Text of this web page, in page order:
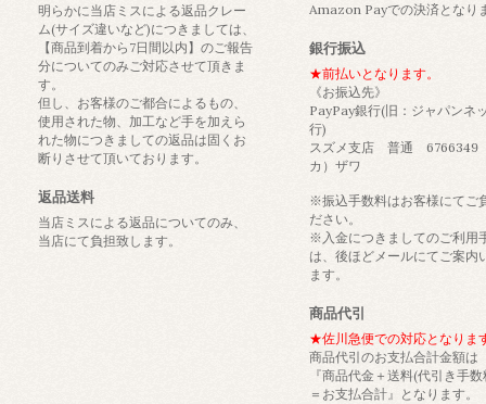
明らかに当店ミスによる返品クレー
ム(サイズ違いなど)につきましては、
【商品到着から7日間以内】のご報告
分についてのみご対応させて頂きま
す。
但し、お客様のご都合によるもの、
使用された物、加工など手を加えら
れた物につきましての返品は固くお
断りさせて頂いております。
返品送料
当店ミスによる返品についてのみ、
当店にて負担致します。
Amazon Payでの決済となり
銀行振込
★前払いとなります。
《お振込先》
PayPay銀行(旧：ジャパンネ
行)
スズメ支店 普通 6766349
カ）ザワ
※振込手数料はお客様にてご
ださい。
※入金につきましてのご利用
は、後ほどメールにてご案内
ます。
商品代引
★佐川急便での対応となりま
商品代引のお支払合計金額は
『商品代金＋送料(代引き手
＝お支払合計』となります。